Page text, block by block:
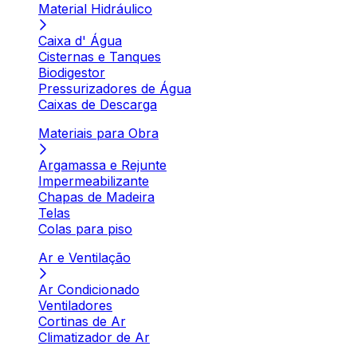
Material Hidráulico
Caixa d' Água
Cisternas e Tanques
Biodigestor
Pressurizadores de Água
Caixas de Descarga
Materiais para Obra
Argamassa e Rejunte
Impermeabilizante
Chapas de Madeira
Telas
Colas para piso
Ar e Ventilação
Ar Condicionado
Ventiladores
Cortinas de Ar
Climatizador de Ar